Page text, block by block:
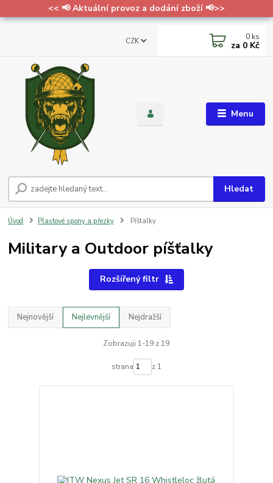
<< 📢 Aktuální provoz a dodání zboží 📢>>
Menu
CZK
Hledat
0 ks
za 0 Kč
Úvod Plastové spony a přezky Píštalky
Military a Outdoor píšťalky
Rozšířený filtr
Nejnovější Nejlevnější Nejdražší
Zobrazuji 1-19 z 19
strana z 1